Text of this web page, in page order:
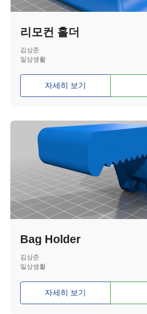
리모컨 홀더
김상준
일상생활
자세히 보기
Bag Holder
김상준
일상생활
자세히 보기